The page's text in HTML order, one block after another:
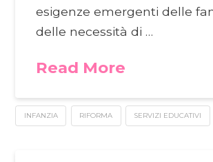
esigenze emergenti delle
delle necessità di …
Read More
INFANZIA RIFORMA SERVIZI EDUCATIVI